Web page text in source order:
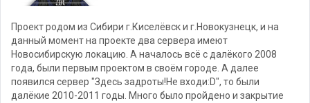
Проект родом из Сибири г.Киселёвск и г.Новокузнецк, и на
данный момент на проекте два сервера имеют
Новосибирскую локацию. А началось всё с далёкого 2008
года, были первым проектом в своём городе. А далее
появился сервер "Здесь задроты!Не входи:D", то были
далёкие 2010-2011 годы. Много было пройдено и закрытие